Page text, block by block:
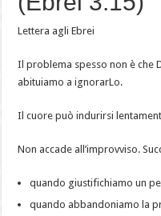
Lettera agli Ebrei
Il problema spesso non è che
abituiamo a ignorarLo.
Il cuore può indurirsi
Non accade all’improvviso.
quando giustifichiamo un
quando abbandoniamo la